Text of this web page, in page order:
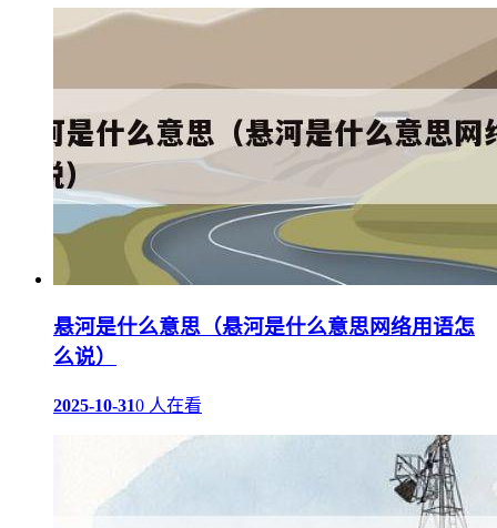
悬河是什么意思（悬河是什么意思网络用语怎
么说）
2025-10-310 人在看